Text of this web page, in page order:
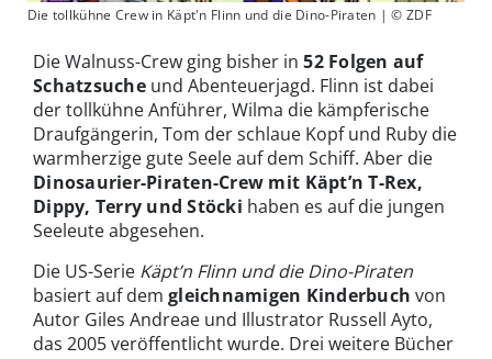
Die tollkühne Crew in Käpt'n Flinn und die Dino-Piraten | © ZDF
Die Walnuss-Crew ging bisher in 52 Folgen auf
Schatzsucheund Abenteuerjagd. Flinn ist dabei
der tollkühne Anführer, Wilma die kämpferische
Draufgängerin, Tom der schlaue Kopf und Ruby die
warmherzige gute Seele auf dem Schiff. Aber die
Dinosaurier-Piraten-Crew mit Käpt’n T-Rex,
Dippy, Terry und Stöcki haben es auf die jungen
Seeleute abgesehen.
Die US-Serie Käpt’n Flinn und die Dino-Piraten
basiert auf dem gleichnamigen Kinderbuch von
Autor Giles Andreae und Illustrator Russell Ayto,
das 2005 veröffentlicht wurde. Drei weitere Bücher